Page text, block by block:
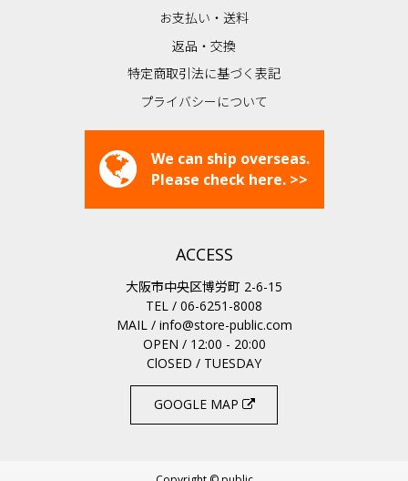
お支払い・送料
返品・交換
特定商取引法に基づく表記
プライバシーについて
We can ship overseas.
Please check here. >>
ACCESS
大阪市中央区博労町 2-6-15
TEL / 06-6251-8008
MAIL / info@store-public.com
OPEN / 12:00 - 20:00
ClOSED / TUESDAY
GOOGLE MAP